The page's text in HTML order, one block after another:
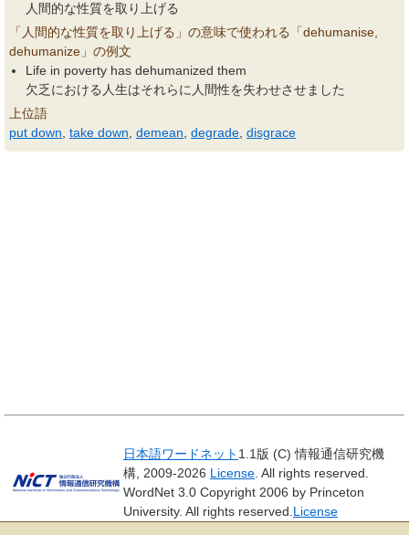
人間的な性質を取り上げる
「人間的な性質を取り上げる」の意味で使われる「dehumanise,
dehumanize」の例文
Life in poverty has dehumanized them
欠乏における人生はそれらに人間性を失わせさせました
上位語
put down take down demean degrade disgrace
日本語ワードネット 1.1版 (C) 情報通信研究機
構, 2009-2026 License . All rights reserved.
WordNet 3.0 Copyright 2006 by Princeton
University. All rights reserved. License